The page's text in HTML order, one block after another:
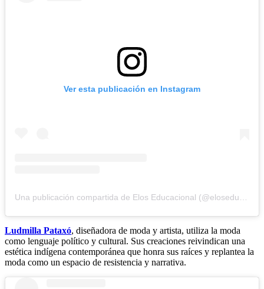
Ver esta publicación en Instagram
Una publicación compartida de Elos Educacional (@eloseducacional)
Ludmilla Pataxó, diseñadora de moda y artista, utiliza la moda
como lenguaje político y cultural. Sus creaciones reivindican una
estética indígena contemporánea que honra sus raíces y replantea la
moda como un espacio de resistencia y narrativa.